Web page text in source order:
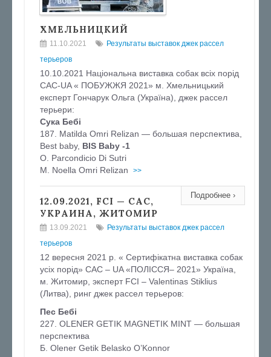
ХМЕЛЬНИЦКИЙ
11.10.2021
Результаты выставок джек рассел
терьеров
10.10.2021 Національна виставка собак всіх порід
CAC-UA « ПОБУЖЖЯ 2021» м. Хмельницький
експерт Гончарук Ольга (Україна), джек рассел
терьери:
Сука Бебі
187. Matilda Omri Relizan — большая перспектива,
Best baby, BIS Baby -1
О. Parcondicio Di Sutri
М. Noella Omri Relizan
>>
Подробнее ›
12.09.2021, FCI — CAC,
УКРАИНА, ЖИТОМИР
13.09.2021
Результаты выставок джек рассел
терьеров
12 вересня 2021 р. « Сертифікатна виставка собак
усіх порід» CAC – UA «ПОЛІССЯ– 2021» Україна,
м. Житомир, эксперт FCI – Valentinas Stiklius
(Литва), ринг джек рассел терьеров:
Пес Бебі
227. OLENER GETIK MAGNETIK MINT — большая
перспектива
Б. Olener Getik Belasko O’Konnor